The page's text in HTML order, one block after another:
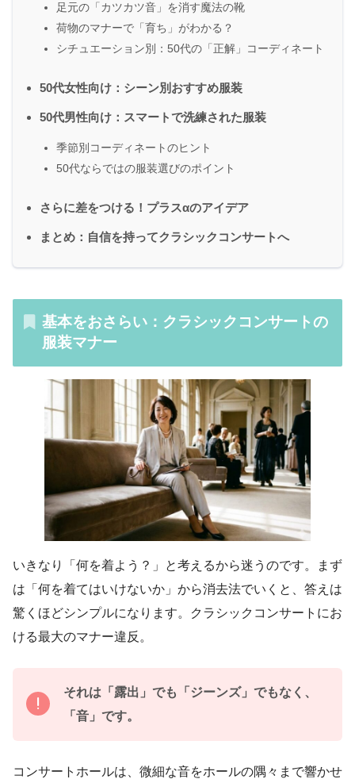
足元の「カツカツ音」を消す魔法の靴
荷物のマナーで「育ち」がわかる？
シチュエーション別：50代の「正解」コーディネート
50代女性向け：シーン別おすすめ服装
50代男性向け：スマートで洗練された服装
季節別コーディネートのヒント
50代ならではの服装選びのポイント
さらに差をつける！プラスαのアイデア
まとめ：自信を持ってクラシックコンサートへ
基本をおさらい：クラシックコンサートの
服装マナー
いきなり「何を着よう？」と考えるから迷うのです。まず
は「何を着てはいけないか」から消去法でいくと、答えは
驚くほどシンプルになります。クラシックコンサートにお
ける最大のマナー違反。
それは「露出」でも「ジーンズ」でもなく、
「音」です。
コンサートホールは、微細な音をホールの隅々まで響かせ